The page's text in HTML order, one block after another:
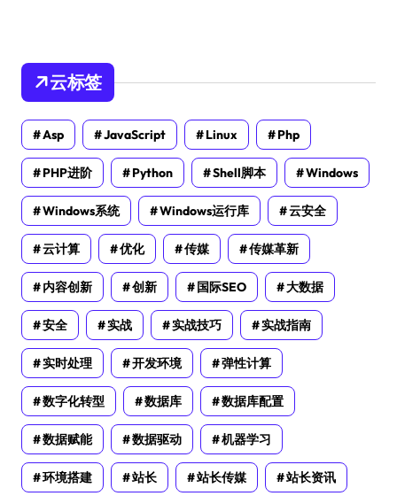
云标签
Asp JavaScript Linux Php
PHP进阶 Python Shell脚本 Windows
Windows系统 Windows运行库 云安全
云计算 优化 传媒 传媒革新
内容创新 创新 国际SEO 大数据
安全 实战 实战技巧 实战指南
实时处理 开发环境 弹性计算
数字化转型 数据库 数据库配置
数据赋能 数据驱动 机器学习
环境搭建 站长 站长传媒 站长资讯